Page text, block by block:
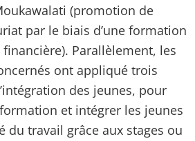
(promotion de
par le biais d’une formation
financière). Parallèlement, les
ont appliqué trois
des jeunes, pour
et intégrer les jeunes
du travail grâce aux stages ou